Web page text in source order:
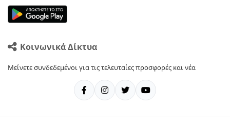
Κοινωνικά Δίκτυα
Μείνετε συνδεδεμένοι για τις τελευταίες προσφορές και νέα